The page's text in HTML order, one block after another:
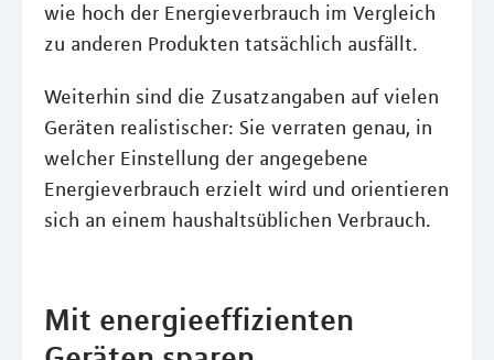
wie hoch der Energieverbrauch im Vergleich
zu anderen Produkten tatsächlich ausfällt.
Weiterhin sind die Zusatzangaben auf vielen
Geräten realistischer: Sie verraten genau, in
welcher Einstellung der angegebene
Energieverbrauch erzielt wird und orientieren
sich an einem haushaltsüblichen Verbrauch.
Mit energieeffizienten